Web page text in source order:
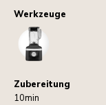
Werkzeuge
Blender
Zubereitung
10min